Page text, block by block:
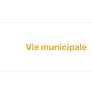
Vie municipale